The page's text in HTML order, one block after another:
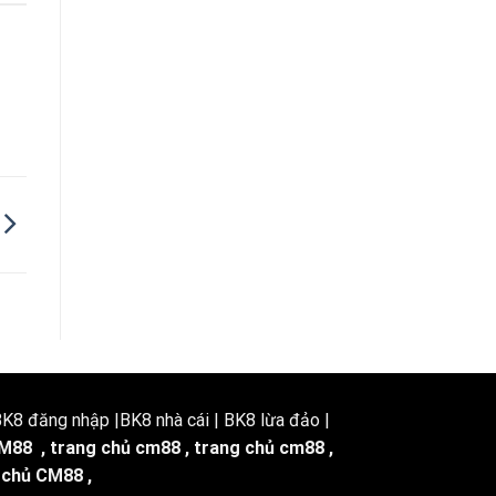
đăng nhập |BK8 nhà cái | BK8 lừa đảo |
, trang chủ cm88, trang chủ cm88,
CM88 ,